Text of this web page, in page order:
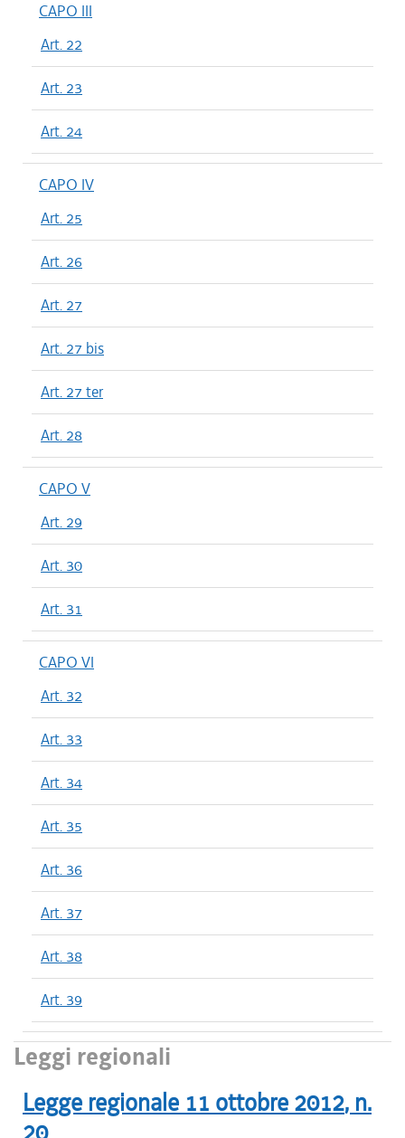
CAPO III
Art. 22
Art. 23
Art. 24
CAPO IV
Art. 25
Art. 26
Art. 27
Art. 27 bis
Art. 27 ter
Art. 28
CAPO V
Art. 29
Art. 30
Art. 31
CAPO VI
Art. 32
Art. 33
Art. 34
Art. 35
Art. 36
Art. 37
Art. 38
Art. 39
Leggi regionali
Legge regionale 11 ottobre 2012, n.